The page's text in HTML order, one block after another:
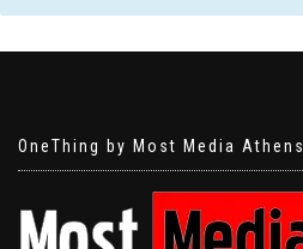
OneThing by Most Media Athens